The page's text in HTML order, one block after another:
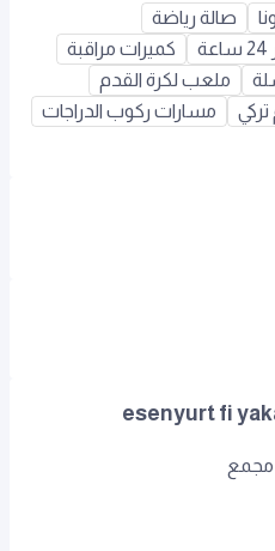
صالة رياضة
كميرات مراقبة
ملعب لكرة القدم
مسارات ركوب الدراجات
esenyurt fi
مجمع